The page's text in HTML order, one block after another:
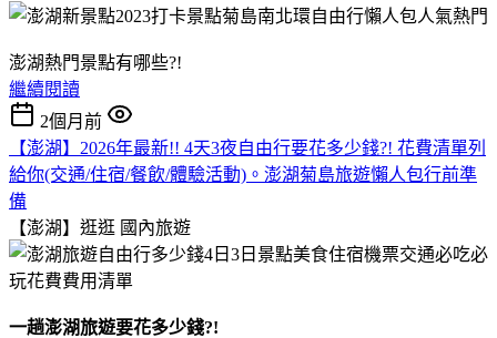
澎湖熱門景點有哪些?!
繼續閱讀
2個月前
【澎湖】2026年最新!! 4天3夜自由行要花多少錢?! 花費清單列
給你(交通/住宿/餐飲/體驗活動)。澎湖菊島旅遊懶人包行前準
備
【澎湖】逛逛 國內旅遊
一趟澎湖旅遊要花多少錢?!